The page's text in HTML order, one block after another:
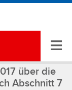
≡
über die
Abschnitt 7